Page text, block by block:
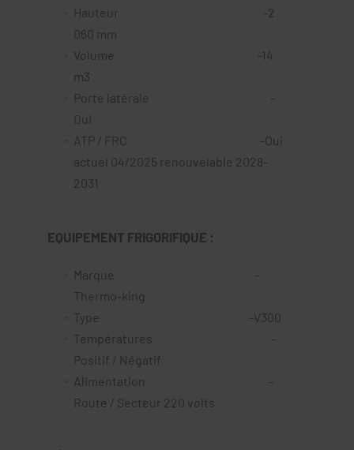
Hauteur -2
060 mm
Volume -14
m3
Porte latérale -
Oui
ATP / FRC -Oui
actuel 04/2025 renouvelable 2028-
2031
EQUIPEMENT FRIGORIFIQUE :
Marque -
Thermo-king
Type -V300
Températures -
Positif / Négatif
Alimentation -
Route / Secteur 220 volts